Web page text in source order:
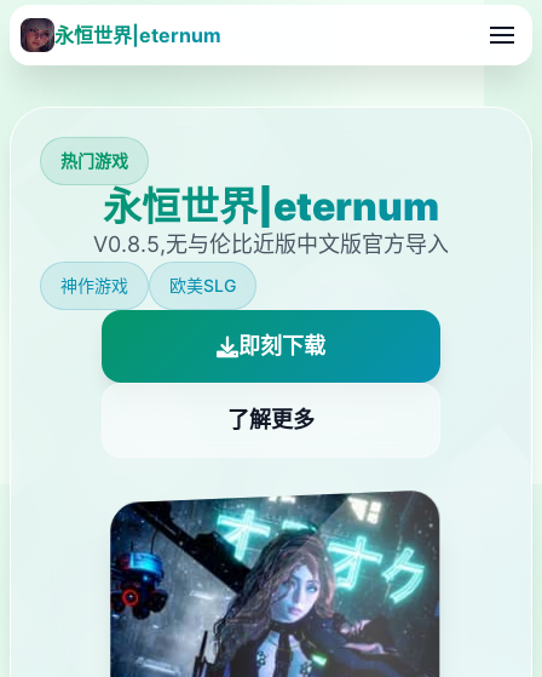
永恒世界|eternum
热门游戏
永恒世界|eternum
V0.8.5,无与伦比近版中文版官方导入
神作游戏 欧美SLG
即刻下载
了解更多